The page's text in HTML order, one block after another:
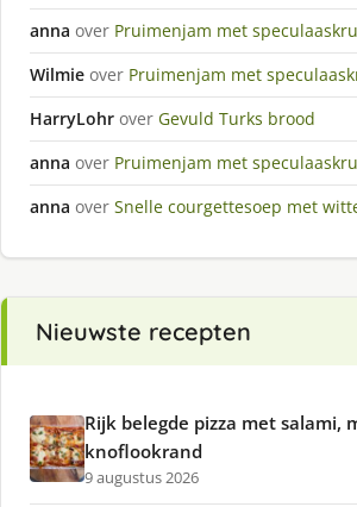
anna over Pruimenjam met
Wilmie over Pruimenjam met
HarryLohr over Gevuld Turks brood
anna over Pruimenjam met
anna over Snelle courgettesoep met
Nieuwste recepten
Rijk belegde pizza met salami,
knoflookrand
9 augustus 2026